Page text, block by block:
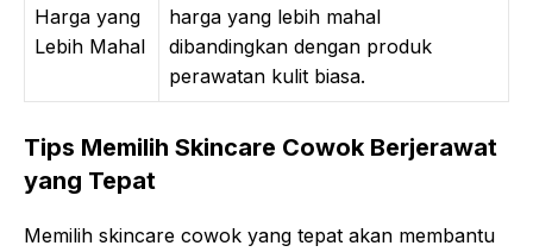
Harga yang
Lebih Mahal
harga yang lebih mahal
dibandingkan dengan produk
perawatan kulit biasa.
Tips Memilih Skincare Cowok Berjerawat
yang Tepat
Memilih skincare cowok yang tepat akan membantu